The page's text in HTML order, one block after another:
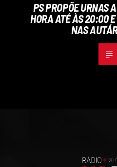
PS PROPÕE URNAS
HORA ATÉ ÀS 20:00
NAS